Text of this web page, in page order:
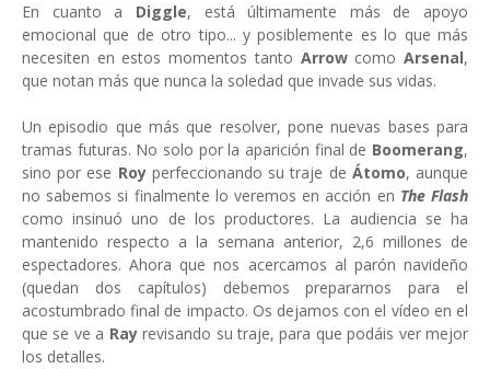
En cuanto a Diggle, está últimamente más de apoyo
emocional que de otro tipo... y posiblemente es lo que más
necesiten en estos momentos tanto Arrowcomo Arsenal,
que notan más que nunca la soledad que invade sus vidas.
Un episodio que más que resolver, pone nuevas bases para
tramas futuras. No solo por la aparición final de Boomerang,
sino por ese Royperfeccionando su traje de Átomo, aunque
no sabemos si finalmente lo veremos en acción en The Flash
como insinuó uno de los productores. La audiencia se ha
mantenido respecto a la semana anterior, 2,6 millones de
espectadores. Ahora que nos acercamos al parón navideño
(quedan dos capítulos) debemos prepararnos para el
acostumbrado final de impacto. Os dejamos con el vídeo en el
que se ve a Rayrevisando su traje, para que podáis ver mejor
los detalles.